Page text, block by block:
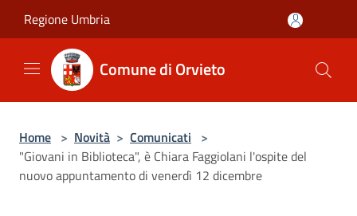
Regione Umbria
Comune di Orvieto
Home > Novità > Comunicati >
"Giovani in Biblioteca", è Chiara Faggiolani l'ospite del
nuovo appuntamento di venerdì 12 dicembre